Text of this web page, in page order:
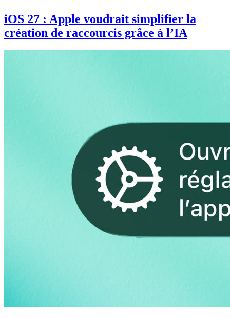
iOS 27 : Apple voudrait simplifier la
création de raccourcis grâce à l’IA